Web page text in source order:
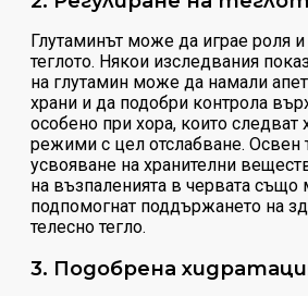
Глутаминът може да играе роля
теглото. Някои изследвания
на глутамин може да намали
храни и да подобри контрола
особено при хора, които следват
режими с цел отслабване. Освен
усвояване на хранителни
на възпаленията в червата също
подпомогнат поддържането на
телесно тегло.
3. Подобрена